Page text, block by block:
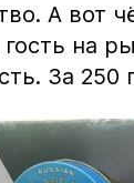
А вот
на
За 250